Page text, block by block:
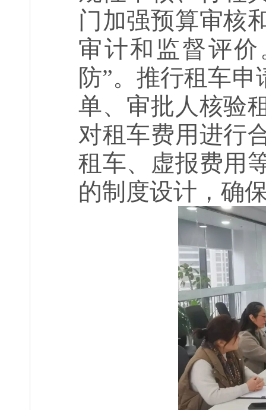
门加强预算审核
审计和监督评
防”。推行租车
单、审批人核验
对租车费用进行
租车、虚报费用
的制度设计，确